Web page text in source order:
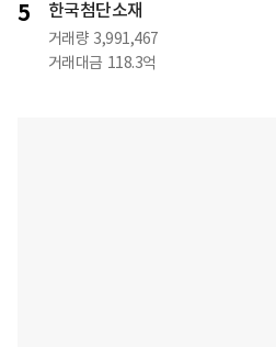
5 한국첨단소재
거래량 3,991,467
거래대금 118.3억